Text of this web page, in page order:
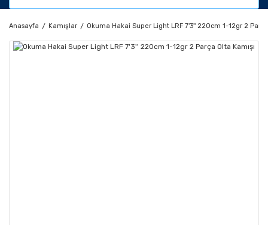
Anasayfa Kamışlar Okuma Hakai Super Light LRF 7'3'' 220cm 1-12gr 2 Parça